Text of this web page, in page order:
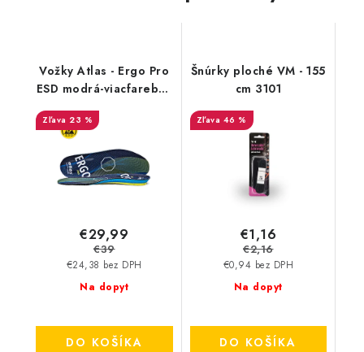
Vožky Atlas - Ergo Pro
ESD modrá-viacfarebná
41-43 71904
23 %
Na dopyt
€24,38 bez DPH
€29,99
€39
DO KOŠÍKA
Šnúrky ploché VM - 155
cm 3101
46 %
Na dopyt
€0,94 bez DPH
€1,16
€2,16
DO KOŠÍKA